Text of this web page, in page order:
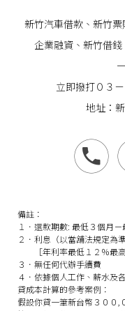
新竹汽車借款 、 新竹票
企業融資 、 新竹借錢
立即撥打０３
地址：
備註：
１．還款期數: 最低３個月
２．利息（以當舖法規定為
［年利率最低１２％最高
３．無任何代辦手續費
４．依據個人工作、薪水及
貸成本計算的參考案例：
假設你貸一筆新台幣３００,